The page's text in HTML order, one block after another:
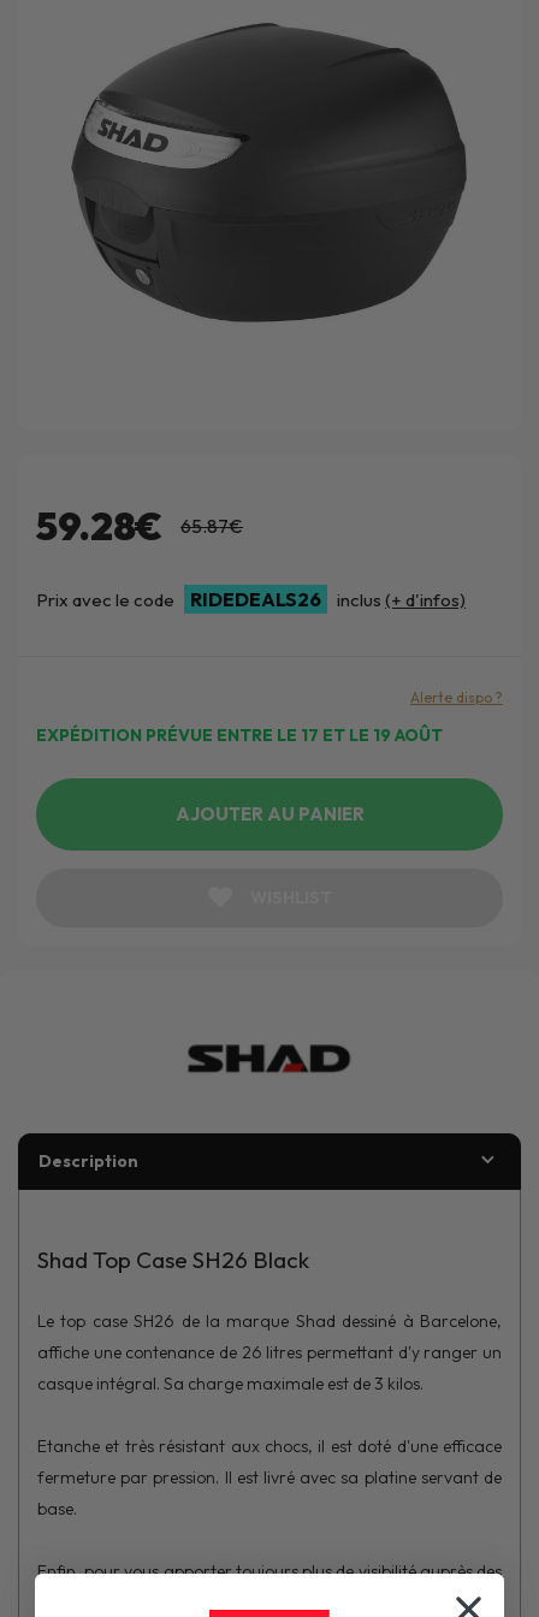
59.28€ 65.87€
Prix avec le code RIDEDEALS26 inclus (+ d'infos)
EXPÉDITION PRÉVUE ENTRE LE 17 ET LE 19 AOÛT
Alerte dispo ?
AJOUTER AU PANIER
Description
Shad Top Case SH26 Black
Le top case SH26 de la marque Shad dessiné à Barcelone,
affiche une contenance de 26 litres permettant d'y ranger un
casque intégral. Sa charge maximale est de 3 kilos.
Etanche et très résistant aux chocs, il est doté d'une efficace
fermeture par pression. Il est livré avec sa platine servant de
base.
Enfin, pour vous apporter toujours plus de visibilité auprès des
autres utilisateurs de la route dès que la luminosité baisse,